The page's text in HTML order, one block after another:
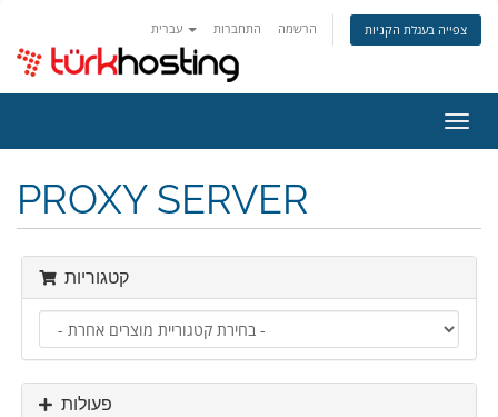
התחברות הרשמה צפייה בעגלת הקניות
ניווט
PROXY SERVER
קטגוריות
פעולות